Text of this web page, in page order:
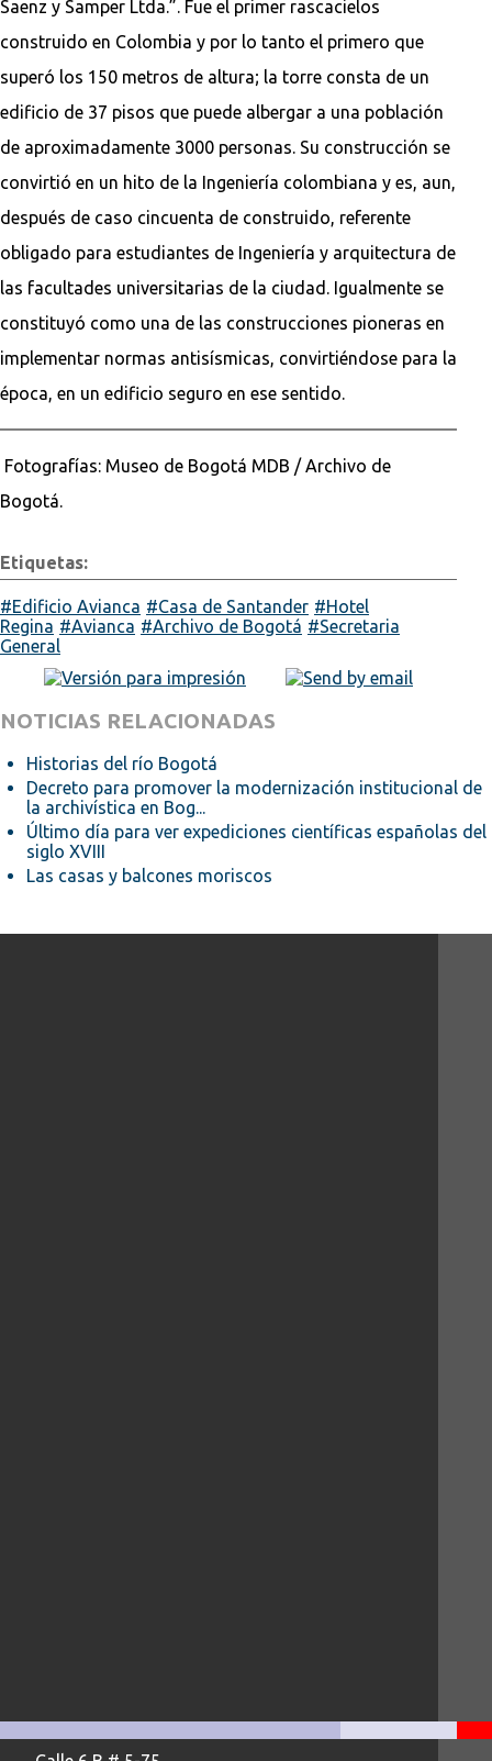
Saenz y Samper Ltda.”. Fue el primer rascacielos
construido en Colombia y por lo tanto el primero que
superó los 150 metros de altura; la torre consta de un
edificio de 37 pisos que puede albergar a una población
de aproximadamente 3000 personas. Su construcción se
convirtió en un hito de la Ingeniería colombiana y es, aun,
después de caso cincuenta de construido, referente
obligado para estudiantes de Ingeniería y arquitectura de
las facultades universitarias de la ciudad. Igualmente se
constituyó como una de las construcciones pioneras en
implementar normas antisísmicas, convirtiéndose para la
época, en un edificio seguro en ese sentido.
Fotografías: Museo de Bogotá MDB / Archivo de
Bogotá.
Etiquetas:
Edificio Avianca Casa de Santander
Hotel
Regina
Avianca Archivo de Bogotá
Secretaria
General
NOTICIAS RELACIONADAS
Historias del río Bogotá
Decreto para promover la modernización institucional de
la archivística en Bog...
Último día para ver expediciones científicas españolas del
siglo XVIII
Las casas y balcones moriscos